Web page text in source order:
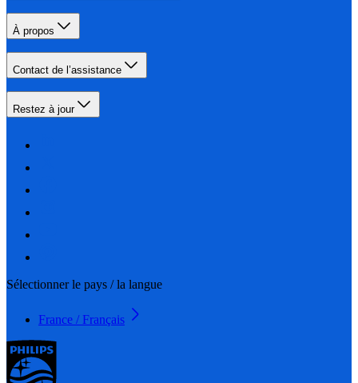
À propos
Contact de l’assistance
Restez à jour
Sélectionner le pays / la langue
France / Français